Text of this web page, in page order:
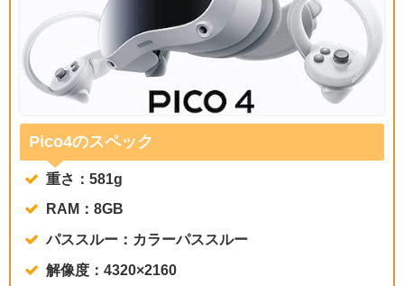
Pico4のスペック
重さ：581g
RAM：8GB
パススルー：カラーパススルー
解像度：4320×2160